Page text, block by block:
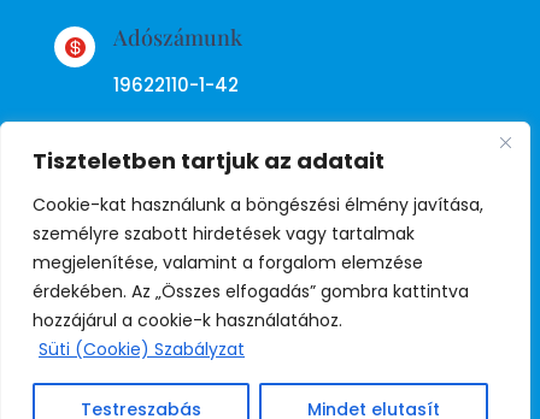
Tiszteletben tartjuk az adatait
Cookie-kat használunk a böngészési élmény javítása,
személyre szabott hirdetések vagy tartalmak
megjelenítése, valamint a forgalom elemzése
érdekében. Az „Összes elfogadás” gombra kattintva
hozzájárul a cookie-k használatához.
Süti (Cookie) Szabályzat
Testreszabás Mindet elutasít
 Adószámunk
19622110-1-42
Adatkezelési tájékoztató
© Copyright Független Rendőr
Szakszervezet